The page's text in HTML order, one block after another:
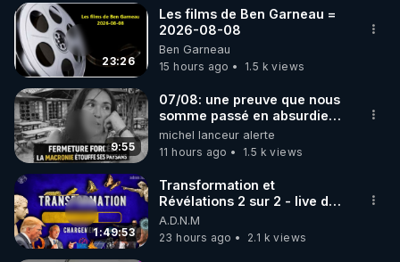
▶ 30 jours gratuit sur l’application de méditation et
de bien-être ENVOL :
Rendez-vous sur https://www.envol.app/code
le code : REGENERE
23:26
Les films de Ben Garneau =
2026-08-08
Ben Garneau
15 hours ago
1.5 k views
9:55
07/08: une preuve que nous
somme passé en absurdie
une dictature qui veut faire
taire ses opposant !
michel lanceur alerte
11 hours ago
1.5 k views
1:49:53
Transformation et
Révélations 2 sur 2 - live du
07/08/26
A.D.N.M
23 hours ago
2.1 k views